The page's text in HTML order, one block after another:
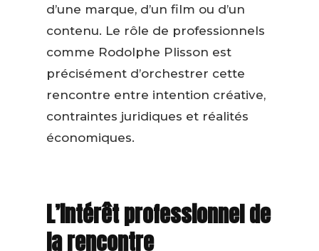
d’une marque, d’un film ou d’un
contenu. Le rôle de professionnels
comme Rodolphe Plisson est
précisément d’orchestrer cette
rencontre entre intention créative,
contraintes juridiques et réalités
économiques.
L’intérêt professionnel de
la rencontre